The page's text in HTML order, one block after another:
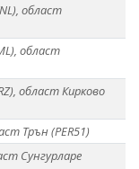
област
област
област Кирково
Трън (PER51)
Сунгурларе